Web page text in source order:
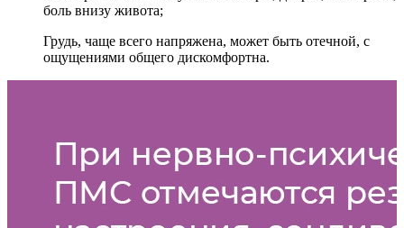
боль внизу живота;
Грудь, чаще всего напряжена, может быть отечной, с
ощущениями общего дискомфортна.